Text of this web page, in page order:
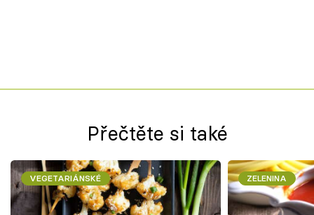
Přečtěte si také
VEGETARIÁNSKÉ ZELENINA